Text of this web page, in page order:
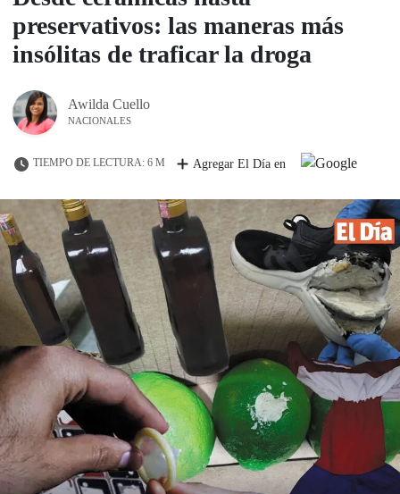
preservativos: las maneras más
insólitas de traficar la droga
Awilda Cuello
NACIONALES
TIEMPO DE LECTURA: 6 M Agregar El Día en